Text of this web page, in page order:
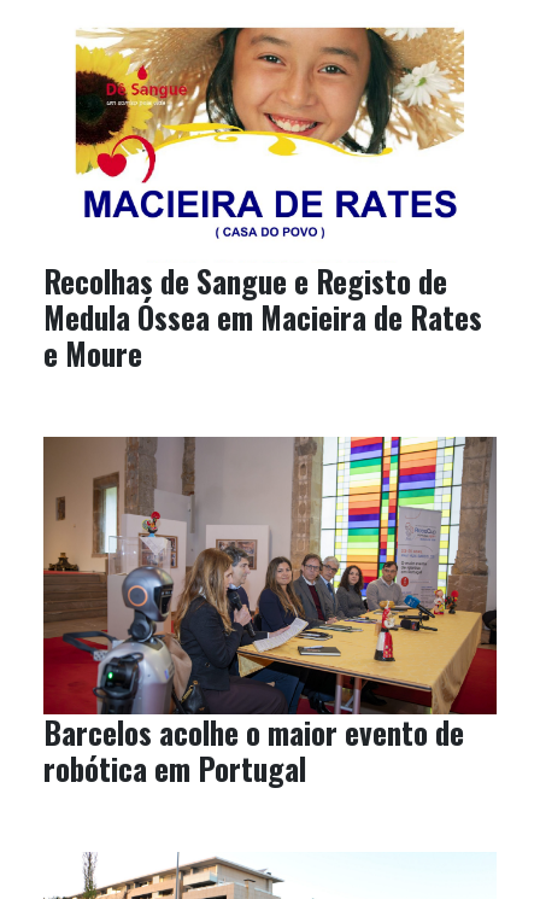
Recolhas de Sangue e Registo de
Medula Óssea em Macieira de Rates
e Moure
Barcelos acolhe o maior evento de
robótica em Portugal